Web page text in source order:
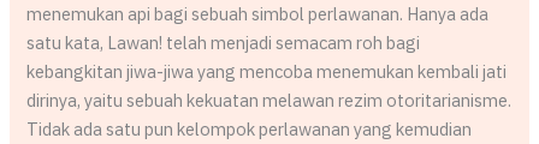
menemukan api bagi sebuah simbol perlawanan. Hanya ada
satu kata, Lawan! telah menjadi semacam roh bagi
kebangkitan jiwa-jiwa yang mencoba menemukan kembali jati
dirinya, yaitu sebuah kekuatan melawan rezim otoritarianisme.
Tidak ada satu pun kelompok perlawanan yang kemudian